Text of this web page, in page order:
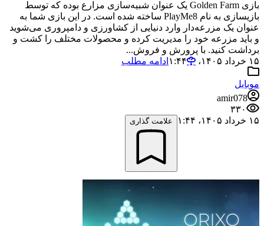
بازی Golden Farm یک عنوان شبیه‌سازی مزارع بوده که توسط
بازیسازی به نام PlayMe8 ساخته شده است. در این بازی شما به
عنوان یک مزرعه‌دار وارد دنیایی از کشاورزی و دامپروری می‌شوید
و باید مزرعه خود را مدیریت کرده و محصولات مختلف را کشت و
برداشت کنید. با پرورش و فروش...
۱۵ خرداد ۱۴۰۵،‏ ۱:۴۴
ادامه مطلب
موبایل
amir078
۳۳۰
۱۵ خرداد ۱۴۰۵،‏ ۱:۴۴
علامت گذاری